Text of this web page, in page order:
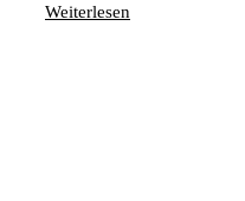
Weiterlesen